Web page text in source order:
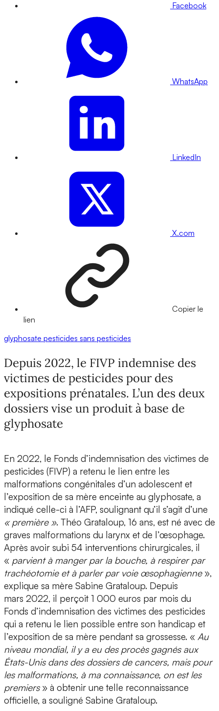
Facebook
WhatsApp
LinkedIn
X.com
Copier le
lien
glyphosate pesticides sans pesticides
Depuis 2022, le FIVP indemnise des
victimes de pesticides pour des
expositions prénatales. L’un des deux
dossiers vise un produit à base de
glyphosate
En 2022, le Fonds d’indemnisation des victimes de
pesticides (FIVP) a retenu le lien entre les
malformations congénitales d’un adolescent et
l’exposition de sa mère enceinte au glyphosate, a
indiqué celle-ci à l’AFP, soulignant qu’il s’agit d’une
« première ». Théo Grataloup, 16 ans, est né avec de
graves malformations du larynx et de l’œsophage.
Après avoir subi 54 interventions chirurgicales, il
« parvient à manger par la bouche, à respirer par
trachéotomie et à parler par voie œsophagienne»,
explique sa mère Sabine Grataloup. Depuis
mars 2022, il perçoit 1 000 euros par mois du
Fonds d’indemnisation des victimes des pesticides
qui a retenu le lien possible entre son handicap et
l’exposition de sa mère pendant sa grossesse. « Au
niveau mondial, il y a eu des procès gagnés aux
États-Unis dans des dossiers de cancers, mais pour
les malformations, à ma connaissance, on est les
premiers» à obtenir une telle reconnaissance
officielle, a souligné Sabine Grataloup.